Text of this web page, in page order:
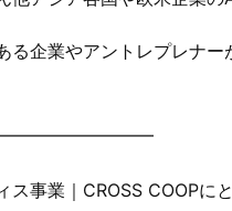
る企業やアントレプレナ
ス事業｜CROSS COOPに